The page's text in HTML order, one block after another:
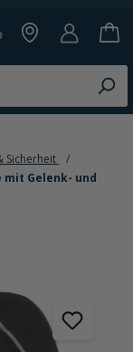
Sicherheit
mit Gelenk- und